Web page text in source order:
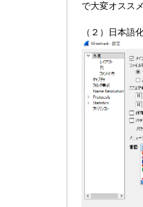
で大変オスス
（２）日本語